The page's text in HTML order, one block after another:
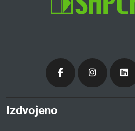
Izdvojeno